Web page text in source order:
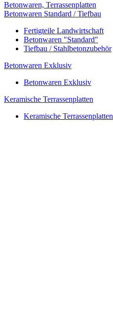
Betonwaren, Terrassenplatten
Betonwaren Standard / Tiefbau
Fertigteile Landwirtschaft
Betonwaren "Standard"
Tiefbau / Stahlbetonzubehör
Betonwaren Exklusiv
Betonwaren Exklusiv
Keramische Terrassenplatten
Keramische Terrassenplatten